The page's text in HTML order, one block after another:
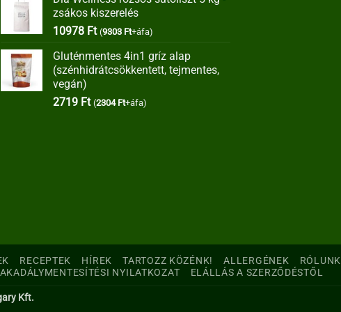
was:
35373 Ft.
is:
zsákos kiszerelés
10978 Ft (9303 Ft+áfa)
Gluténmentes 4in1 gríz alap
(szénhidrátcsökkentett, tejmentes,
vegán)
2719 Ft (2304 Ft+áfa)
RECEPTEK HÍREK TARTOZZ KÖZÉNK! ALLERGÉNEK RÓLUNK
AKADÁLYMENTESÍTÉSI NYILATKOZAT ELÁLLÁS A SZERZŐDÉSTŐL
Kft.